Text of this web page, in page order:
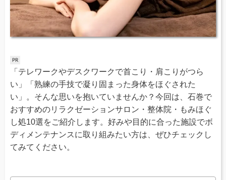
「テレワークやデスクワークで首こり・肩こりがつら
い」「熟練の手技で凝り固まった身体をほぐされた
い」。そんな思いを抱いていませんか？今回は、石巻で
おすすめのリラクゼーションサロン・整体院・もみほぐ
し処10選をご紹介します。好みや目的に合った施設でボ
ディメンテナンスに取り組みたい方は、ぜひチェックし
てみてください。